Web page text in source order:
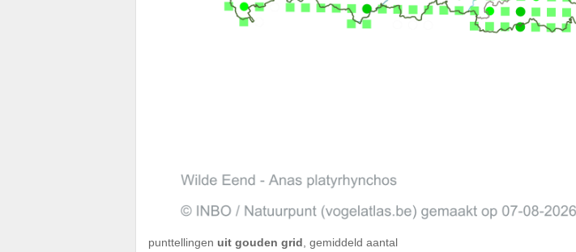
punttellingen uit gouden grid , gemiddeld aantal